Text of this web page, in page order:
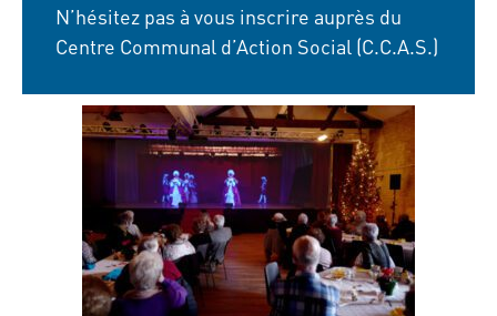
N’hésitez pas à vous inscrire auprès du
Centre Communal d’Action Social (C.C.A.S.)